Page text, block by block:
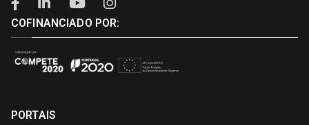
COFINANCIADO POR:
PORTAIS